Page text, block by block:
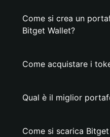
Come si crea un
Bitget Wallet?
Come acquistare i
Qual è il miglior
Come si scarica